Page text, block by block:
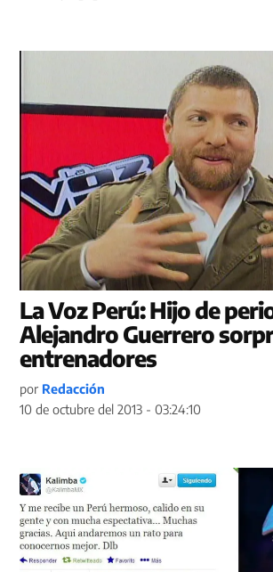
La Voz Perú: Hijo de
Alejandro Guerrero
entrenadores
por Redacción
10 de octubre del 2013 - 03:24:10